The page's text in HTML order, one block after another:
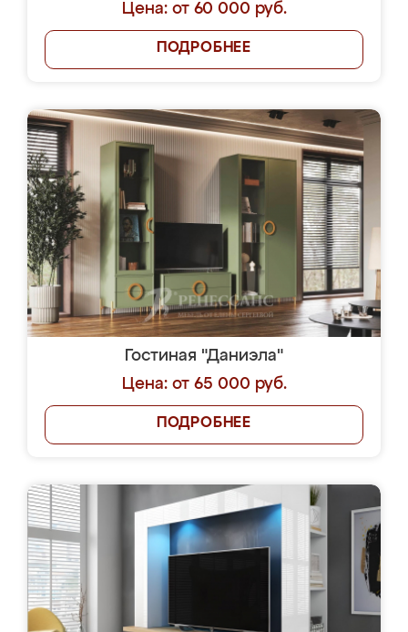
Цена: от 60 000 руб.
ПОДРОБНЕЕ
Гостиная "Даниэла"
Цена: от 65 000 руб.
ПОДРОБНЕЕ